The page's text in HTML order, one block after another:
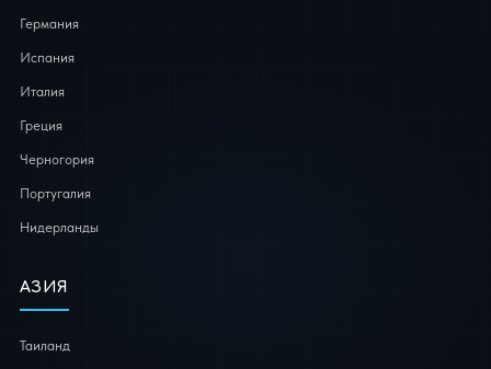
Германия
Испания
Италия
Греция
Черногория
Португалия
Нидерланды
АЗИЯ
Таиланд